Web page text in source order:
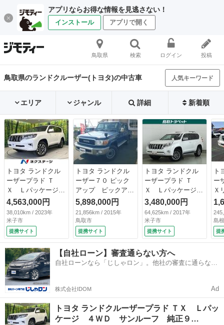
アプリならお得な情報を見逃さない！
インストール アプリで開く
鳥取県 検索 ログイン 投稿
鳥取県のランドクルーザー(トヨタ)の中古車 人気キーワード
エリア ジャンル 詳細 新着順
トヨタ ランドクル
ーザープラド Ｔ
Ｘ Ｌパッケージ
４ＷＤ サンルー
フ 純正９型ナビ
全周囲カメラ 衝突
被害軽減システム
レーダークルーズ
禁煙車 レザーシー
ト 前席シートエア
コン ドラレコ Ｌ
ＥＤヘッド ルーフ
レール ＥＴＣ２．
4,563,000円
38,010km / 2023年
米子市
提携サイト
トヨタ ランドクル
ーザー７０ ピック
アップ ピックアッ
プ（５名） キーレ
ス パートタイム４
ＷＤ 電動デフロッ
ク ５速マニュア
ル ＥＴＣ （車検
整備付）
5,898,000円
21,856km / 2015年
鳥取市
提携サイト
トヨタ ランドクル
ーザープラド Ｔ
Ｘ Ｌパッケージ・
Ｇ－フロンティア
ロングラン保証１年
（走行距離無制
限） 革シート ４
ＷＤ フルセグ メ
モリーナビ ＤＶＤ
再生 ＭＰ接続可
後席モニター バッ
員７人 ３列シート
（車検整備付）
3,480,000円
64,625km / 2017年
米子市
提携サイト
ト
ー
Ｘ
名
ー
ー
ハ
Ｔ
サ
ロ
島
提
【自社ローン】審査通らない方へ
自社ローンなら「じしゃロン」。他社の審査に通らなか
株式会社IDOM Ad
トヨタ ランドクルーザープラド ＴＸ Ｌパッ
ケージ ４ＷＤ サンルーフ 純正９…